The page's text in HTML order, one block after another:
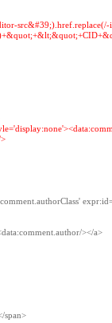
src&#39;).href.replace(/-
></a>
span>